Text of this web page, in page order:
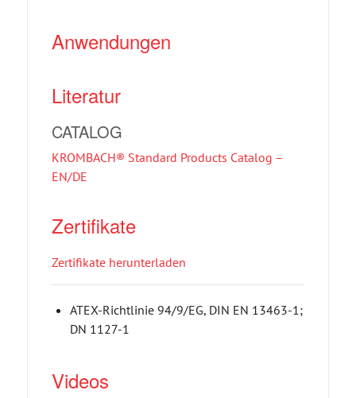
Anwendungen
Literatur
CATALOG
KROMBACH® Standard Products Catalog –
EN/DE
Zertifikate
Zertifikate herunterladen
ATEX-Richtlinie 94/9/EG, DIN EN 13463-1;
DN 1127-1
Videos